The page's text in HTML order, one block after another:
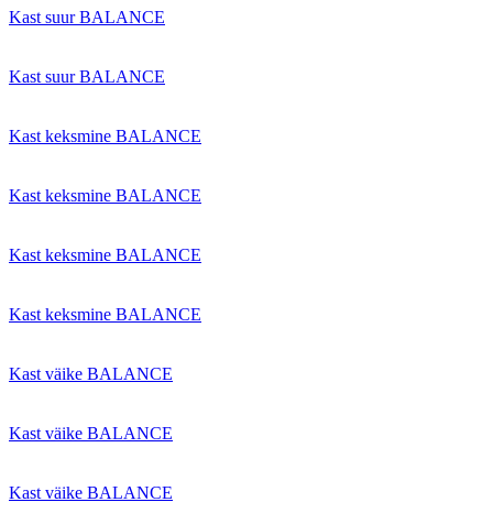
Kast suur BALANCE
Kast suur BALANCE
Kast keksmine BALANCE
Kast keksmine BALANCE
Kast keksmine BALANCE
Kast keksmine BALANCE
Kast väike BALANCE
Kast väike BALANCE
Kast väike BALANCE